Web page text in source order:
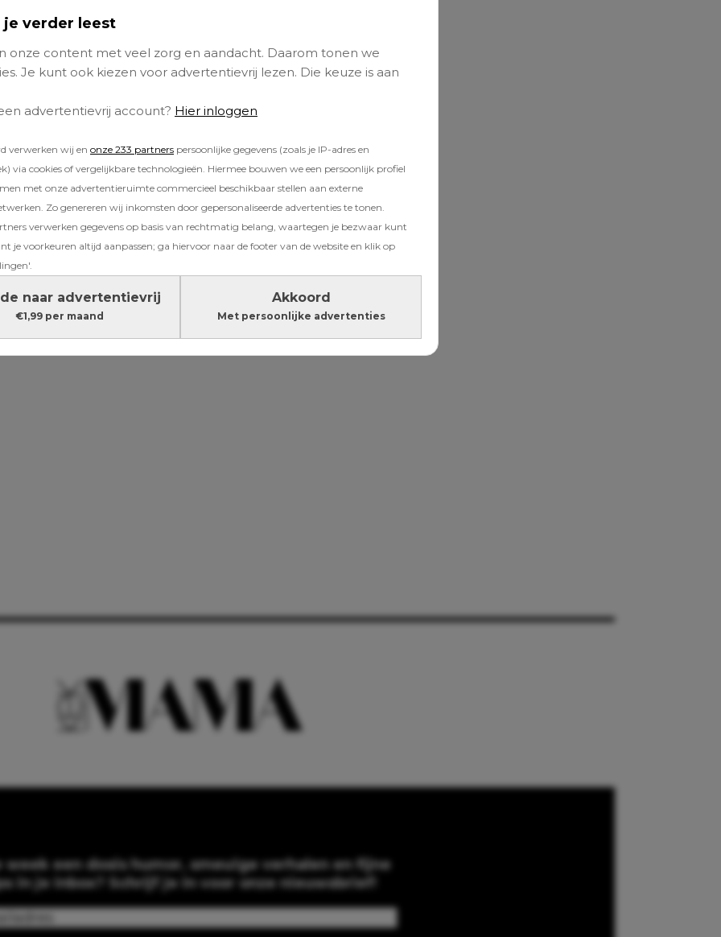
je verder leest
onze content met veel zorg en aandacht. Daarom tonen we
Je kunt ook kiezen voor advertentievrij lezen. Die keuze is aan
advertentievrij account? Hier inloggen
verwerken wij en onze 233 partners persoonlijke gegevens (zoals je IP-adres en
via cookies of vergelijkbare technologieën. Hiermee bouwen we een persoonlijk profiel
met onze advertentieruimte commercieel beschikbaar stellen aan externe
Zo genereren wij inkomsten door gepersonaliseerde advertenties te tonen.
verwerken gegevens op basis van rechtmatig belang, waartegen je bezwaar kunt
je voorkeuren altijd aanpassen; ga hiervoor naar de footer van de website en klik op
naar advertentievrij
€1,99 per maand
Akkoord
Met persoonlijke advertenties
Mirsalehi
‘ik
week een dosis humor, smeuïge verhalen en fijne
in je inbox? Schrijf je in voor onze nieuwsbrief!
Email(Required)